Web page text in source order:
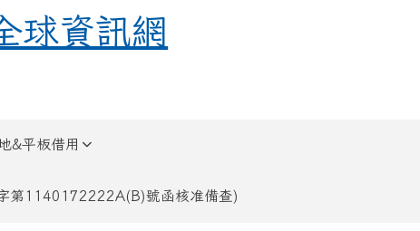
訊網
球資訊網
&平板借用
第1140172222A(B)號函核准備查)